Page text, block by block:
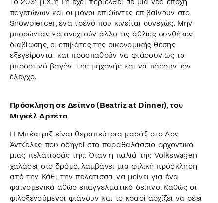
Το 2031 μ.Χ. η Γη έχει περιέλθει σε μια νέα εποχή
παγετώνων και οι μόνοι επιζώντες επιβαίνουν στο
Snowpiercer, ένα τρένο που κινείται συνεχώς. Μην
μπορώντας να ανεχτούν άλλο τις άθλιες συνθήκες
διαβίωσης, οι επιβάτες της οικονομικής θέσης
εξεγείρονται και προσπαθούν να φτάσουν ως το
μπροστινό βαγόνι της μηχανής και να πάρουν τον
έλεγχο.
Πρόσκληση σε Δείπνο (Beatriz at Dinner), του
Μιγκέλ Αρτέτα
Η Μπέατριζ είναι θεραπεύτρια μασάζ στο Λος
Άντζελες που οδηγεί στο παραθαλάσσιο αρχοντικό
μιας πελάτισσάς της. Όταν η παλιά της Volkswagen
χαλάσει στο δρόμο, λαμβάνει μια φιλική πρόσκληση
από την Κάθι, την πελάτισσα, να μείνει για ένα
φαινομενικά αθώο επαγγελματικό δείπνο. Καθώς οι
φιλοξενούμενοι φτάνουν και το κρασί αρχίζει να ρέει